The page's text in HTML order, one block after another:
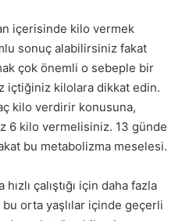
içerisinde kilo vermek
sonuç alabilirsiniz fakat
çok önemli o sebeple bir
içtiğiniz kilolara dikkat edin.
kilo verdirir konusuna,
6 kilo vermelisiniz. 13 günde
bu metabolizma meselesi.
çalıştığı için daha fazla
orta yaşlılar içinde geçerli